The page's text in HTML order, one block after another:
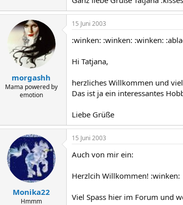
morgashh
Mama powered by
emotion
15 Juni 2003
:winken: :winken: :winken:
Hi Tatjana,
herzliches Willkommen und
Das ist ja ein interessantes
Liebe Grüße
Monika22
Hmmm
15 Juni 2003
Auch von mir ein:
Herzlcih Willkommen! :winken:
Viel Spass hier im Forum und